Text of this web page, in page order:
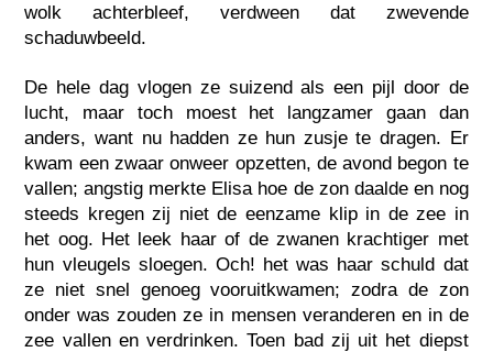
wolk achterbleef, verdween dat zwevende
schaduwbeeld.
De hele dag vlogen ze suizend als een pijl door de
lucht, maar toch moest het langzamer gaan dan
anders, want nu hadden ze hun zusje te dragen. Er
kwam een zwaar onweer opzetten, de avond begon te
vallen; angstig merkte Elisa hoe de zon daalde en nog
steeds kregen zij niet de eenzame klip in de zee in
het oog. Het leek haar of de zwanen krachtiger met
hun vleugels sloegen. Och! het was haar schuld dat
ze niet snel genoeg vooruitkwamen; zodra de zon
onder was zouden ze in mensen veranderen en in de
zee vallen en verdrinken. Toen bad zij uit het diepst